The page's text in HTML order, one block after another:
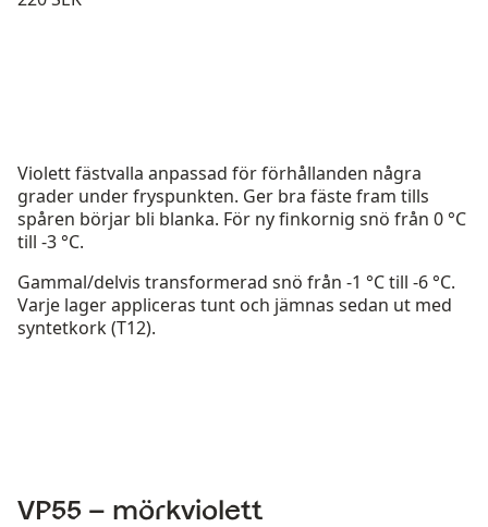
Violett fästvalla anpassad för förhållanden några
grader under fryspunkten. Ger bra fäste fram tills
spåren börjar bli blanka. För ny finkornig snö från 0 °C
till -3 °C.
Gammal/delvis transformerad snö från -1 °C till -6 °C.
Varje lager appliceras tunt och jämnas sedan ut med
syntetkork (T12).
VP55 – mörkviolett